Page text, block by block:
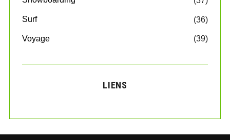
Surf (36)
Voyage (39)
LIENS